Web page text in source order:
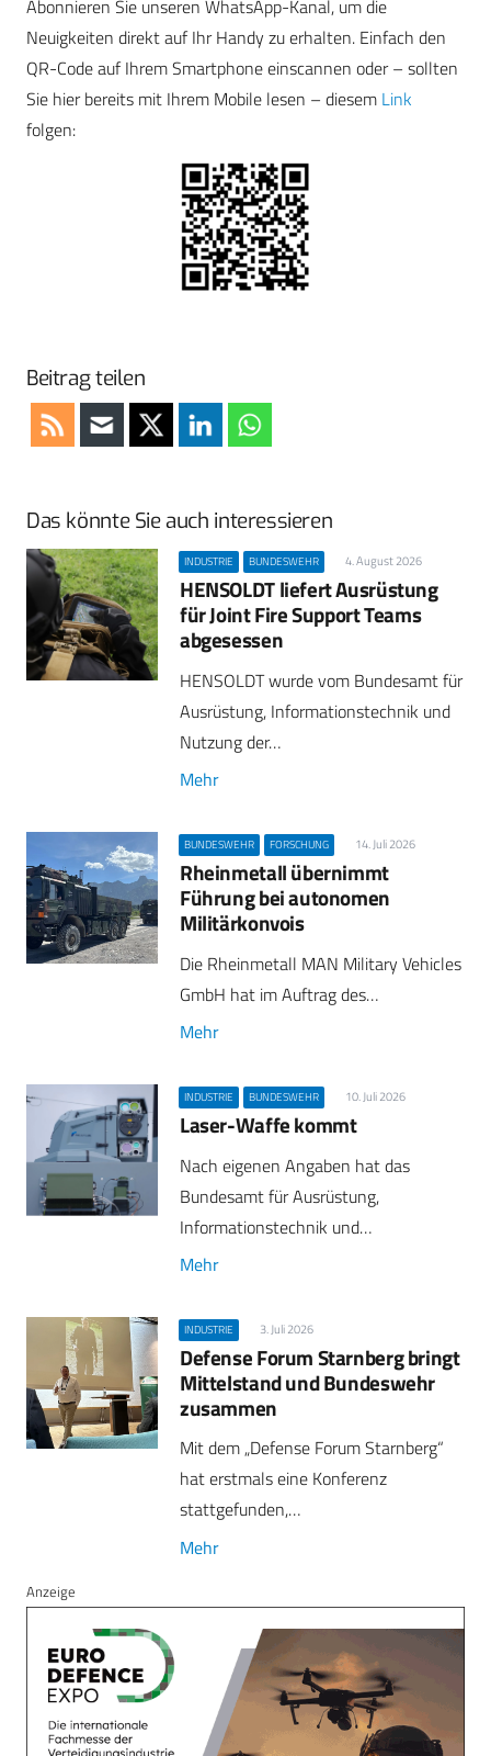
Abonnieren Sie unseren WhatsApp-Kanal, um die
Neuigkeiten direkt auf Ihr Handy zu erhalten. Einfach den
QR-Code auf Ihrem Smartphone einscannen oder – sollten
Sie hier bereits mit Ihrem Mobile lesen – diesem Link
folgen:
Beitrag teilen
Das könnte Sie auch interessieren
INDUSTRIE BUNDESWEHR 4. August 2026
HENSOLDT liefert Ausrüstung
für Joint Fire Support Teams
abgesessen
HENSOLDT wurde vom Bundesamt für
Ausrüstung, Informationstechnik und
Nutzung der…
Mehr
BUNDESWEHR FORSCHUNG 14. Juli 2026
Rheinmetall übernimmt
Führung bei autonomen
Militärkonvois
Die Rheinmetall MAN Military Vehicles
GmbH hat im Auftrag des…
Mehr
INDUSTRIE BUNDESWEHR 10. Juli 2026
Laser-Waffe kommt
Nach eigenen Angaben hat das
Bundesamt für Ausrüstung,
Informationstechnik und…
Mehr
INDUSTRIE 3. Juli 2026
Defense Forum Starnberg bringt
Mittelstand und Bundeswehr
zusammen
Mit dem „Defense Forum Starnberg“
hat erstmals eine Konferenz
stattgefunden,…
Mehr
Anzeige